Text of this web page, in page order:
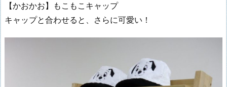
【かおかお】もこもこキャップ
キャップと合わせると、さらに可愛い！